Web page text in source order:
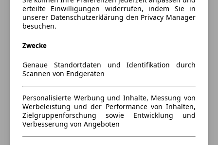
erteilte Einwilligungen widerrufen, indem Sie in
unserer Datenschutzerklärung den Privacy Manager
besuchen.
Zwecke
Genaue Standortdaten und Identifikation durch
Scannen von Endgeräten
Personalisierte Werbung und Inhalte, Messung von
Werbeleistung und der Performance von Inhalten,
Zielgruppenforschung sowie Entwicklung und
Verbesserung von Angeboten